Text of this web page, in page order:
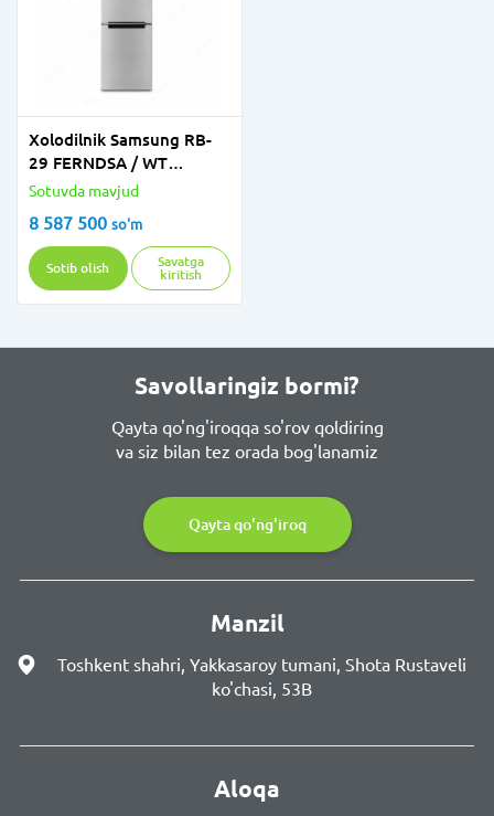
Xolodilnik Samsung RB-
29 FERNDSA / WT
(Displey /
Sotuvda mavjud
8 587 500 so'm
Sotib olish
Savatga
kiritish
Savollaringiz bormi?
Qayta qo'ng'iroqqa so'rov qoldiring
va siz bilan tez orada bog'lanamiz
Qayta qo'ng'iroq
Manzil
Toshkent shahri, Yakkasaroy tumani, Shota Rustaveli
ko'chasi, 53B
Aloqa